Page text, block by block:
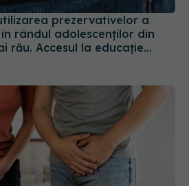
prezervativelor a
rândul adolescenţilor din
rău. Accesul la educație